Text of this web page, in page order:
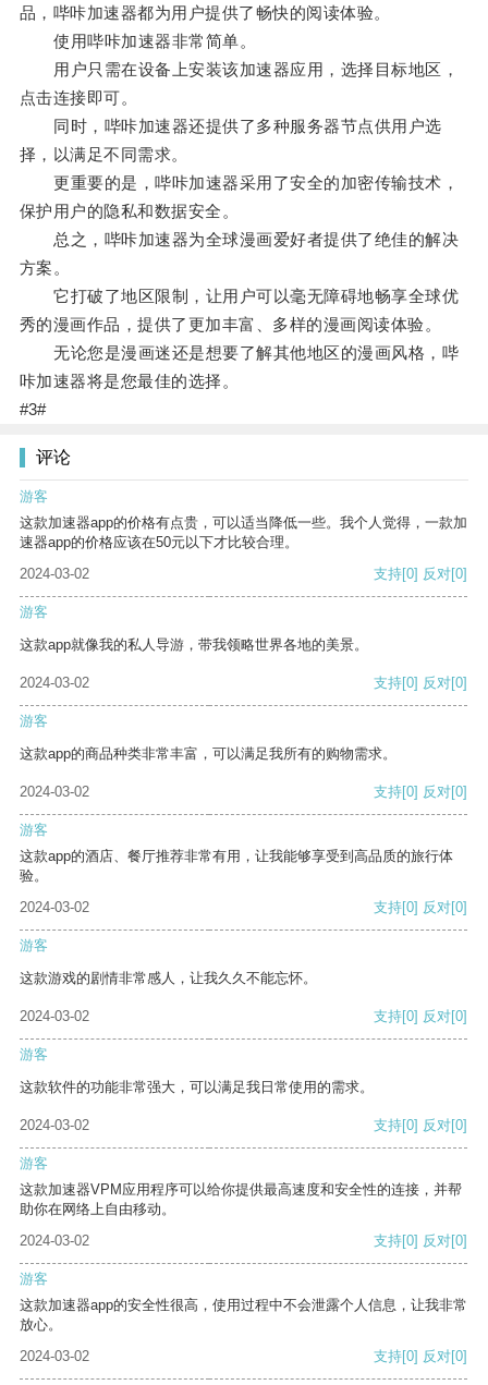
品，哔咔加速器都为用户提供了畅快的阅读体验。
使用哔咔加速器非常简单。
用户只需在设备上安装该加速器应用，选择目标地区，
点击连接即可。
同时，哔咔加速器还提供了多种服务器节点供用户选
择，以满足不同需求。
更重要的是，哔咔加速器采用了安全的加密传输技术，
保护用户的隐私和数据安全。
总之，哔咔加速器为全球漫画爱好者提供了绝佳的解决
方案。
它打破了地区限制，让用户可以毫无障碍地畅享全球优
秀的漫画作品，提供了更加丰富、多样的漫画阅读体验。
无论您是漫画迷还是想要了解其他地区的漫画风格，哔
咔加速器将是您最佳的选择。
#3#
评论
游客
这款加速器app的价格有点贵，可以适当降低一些。我个人觉得，一款加
速器app的价格应该在50元以下才比较合理。
2024-03-02
支持[0] 反对[0]
游客
这款app就像我的私人导游，带我领略世界各地的美景。
2024-03-02 支持[0] 反对[0]
游客
这款app的商品种类非常丰富，可以满足我所有的购物需求。
2024-03-02 支持[0] 反对[0]
游客
这款app的酒店、餐厅推荐非常有用，让我能够享受到高品质的旅行体
验。
2024-03-02
支持[0] 反对[0]
游客
这款游戏的剧情非常感人，让我久久不能忘怀。
2024-03-02 支持[0] 反对[0]
游客
这款软件的功能非常强大，可以满足我日常使用的需求。
2024-03-02 支持[0] 反对[0]
游客
这款加速器VPM应用程序可以给你提供最高速度和安全性的连接，并帮
助你在网络上自由移动。
2024-03-02
支持[0] 反对[0]
游客
这款加速器app的安全性很高，使用过程中不会泄露个人信息，让我非常
放心。
2024-03-02
支持[0] 反对[0]